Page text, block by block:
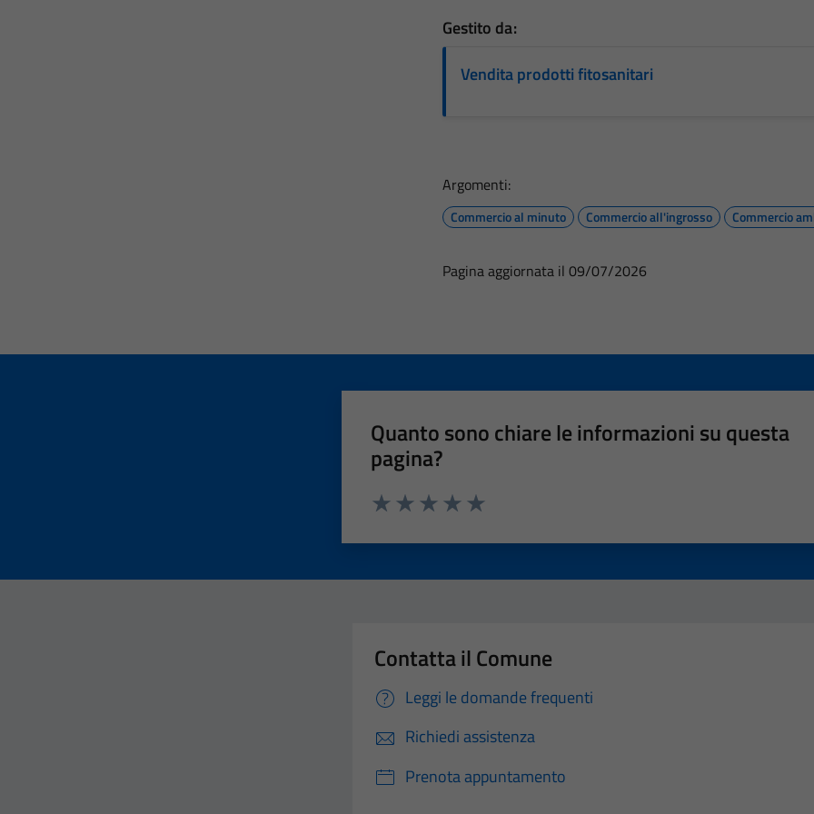
Gestito da:
Vendita prodotti fitosanitari
Argomenti:
Commercio al minuto Commercio all'ingrosso Commercio
Pagina aggiornata il 09/07/2026
Quanto sono chiare le informazioni su questa
pagina?
Contatta il Comune
Leggi le domande frequenti
Richiedi assistenza
Prenota appuntamento